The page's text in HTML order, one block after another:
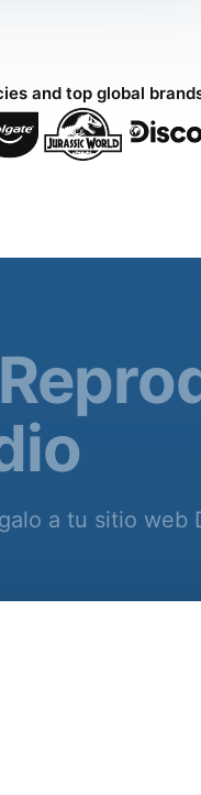
and top global
a tu sitio web